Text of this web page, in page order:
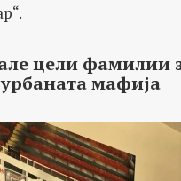
цели фамилии
мафија